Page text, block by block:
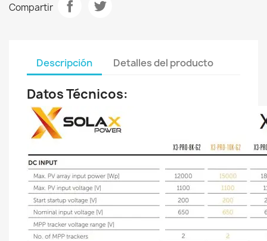
Compartir
Descripción Detalles del producto
Datos Técnicos: